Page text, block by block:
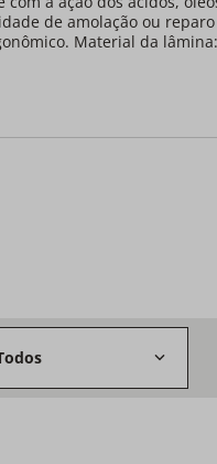
de amolação ou
Material da